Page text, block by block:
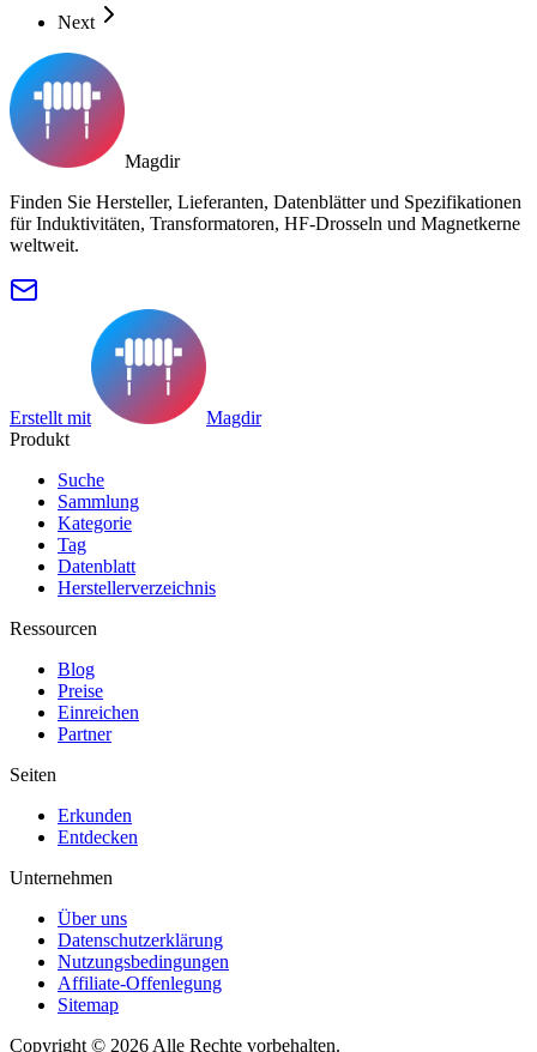
Next
Magdir
Finden Sie Hersteller, Lieferanten, Datenblätter und Spezifikationen
für Induktivitäten, Transformatoren, HF-Drosseln und Magnetkerne
weltweit.
Erstellt mit
Magdir
Produkt
Suche
Sammlung
Kategorie
Tag
Datenblatt
Herstellerverzeichnis
Ressourcen
Blog
Preise
Einreichen
Partner
Seiten
Erkunden
Entdecken
Unternehmen
Über uns
Datenschutzerklärung
Nutzungsbedingungen
Affiliate-Offenlegung
Sitemap
Copyright © 2026 Alle Rechte vorbehalten.